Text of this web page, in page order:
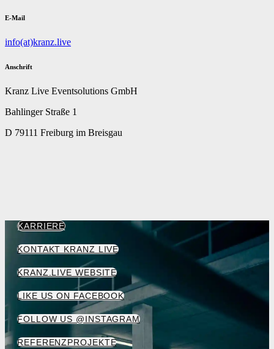
E-Mail
info(at)kranz.live
Anschrift
Kranz Live Eventsolutions GmbH
Bahlinger Straße 1
D 79111 Freiburg im Breisgau
KARRIERE
KONTAKT KRANZ LIVE
KRANZ.LIVE WEBSITE
LIKE US ON FACEBOOK
FOLLOW US @INSTAGRAM
REFERENZPROJEKTE